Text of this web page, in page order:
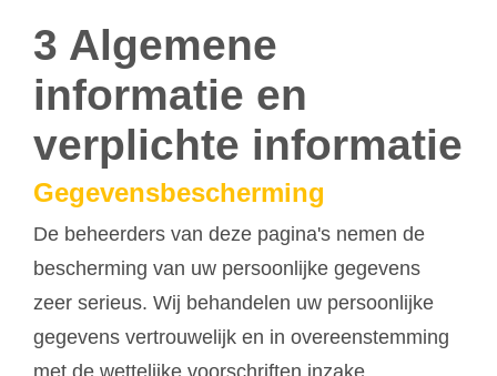
3 Algemene
informatie en
verplichte informatie
Gegevensbescherming
De beheerders van deze pagina's nemen de
bescherming van uw persoonlijke gegevens
zeer serieus. Wij behandelen uw persoonlijke
gegevens vertrouwelijk en in overeenstemming
met de wettelijke voorschriften inzake